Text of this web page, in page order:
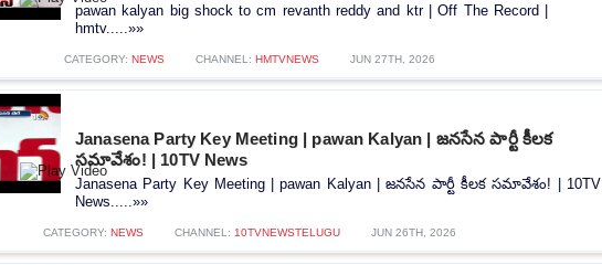
pawan kalyan big shock to cm revanth reddy and ktr | Off The Record |
hmtv.....»»
CATEGORY: NEWS CHANNEL: HMTVNEWS JUN 27TH, 2026
Janasena Party Key Meeting | pawan Kalyan | జనసేన పార్టీ కీలక
సమావేశం! | 10TV News
Janasena Party Key Meeting | pawan Kalyan | జనసేన పార్టీ కీలక సమావేశం! | 10TV
News.....»»
CATEGORY: NEWS CHANNEL: 10TVNEWSTELUGU JUN 26TH, 2026